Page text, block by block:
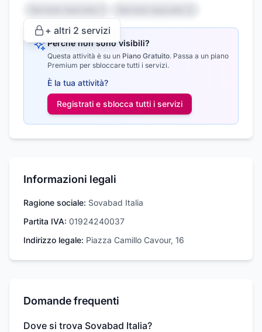
+ altri 2 servizi
Perché non sono visibili?
Questa attività è su un Piano Gratuito. Passa a un piano
Premium per sbloccare tutti i servizi.
È la tua attività?
Registrati e sblocca tutti i servizi
Informazioni legali
Ragione sociale: Sovabad Italia
Partita IVA: 01924240037
Indirizzo legale: Piazza Camillo Cavour, 16
Domande frequenti
Dove si trova Sovabad Italia?